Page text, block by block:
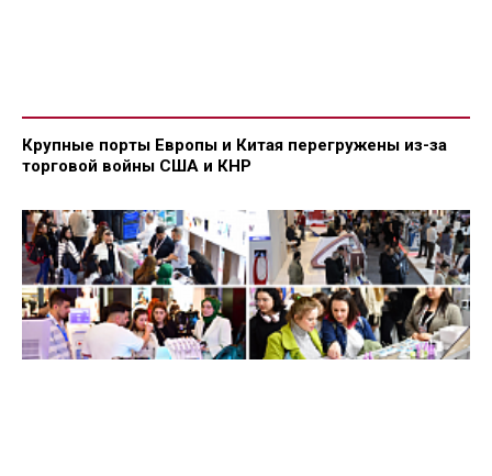
Крупные порты Европы и Китая перегружены из-за
торговой войны США и КНР